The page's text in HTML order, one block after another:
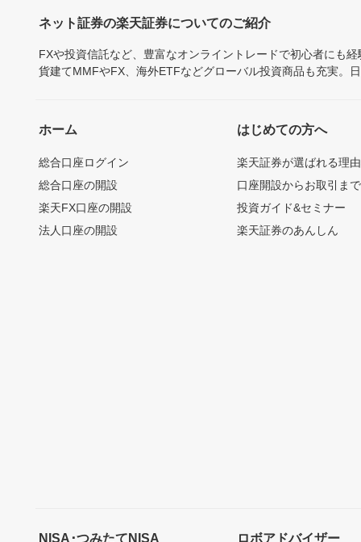
ネット証券の楽天証券についてのご紹介
FXや投資信託など、豊富なオンライントレードで初心者にも
貨建てMMFやFX、海外ETFなどグローバル投資商品も充実。
ホーム
総合口座ログイン
総合口座の開設
楽天FX口座の開設
法人口座の開設
はじめての方へ
楽天証券が選ばれる理由
口座開設からお取引ま
投資ガイド&セミナー
楽天証券のあんしん
NISA･つみたてNISA ロボアドバイザー